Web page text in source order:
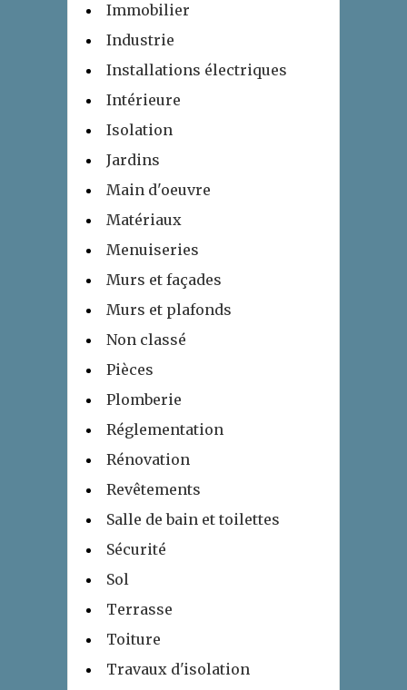
Immobilier
Industrie
Installations électriques
Intérieure
Isolation
Jardins
Main d'oeuvre
Matériaux
Menuiseries
Murs et façades
Murs et plafonds
Non classé
Pièces
Plomberie
Réglementation
Rénovation
Revêtements
Salle de bain et toilettes
Sécurité
Sol
Terrasse
Toiture
Travaux d'isolation